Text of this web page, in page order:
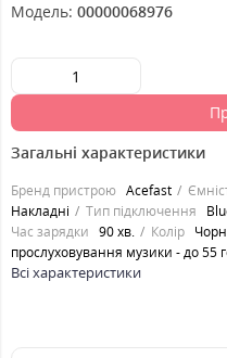
Модель: 00000068976
Загальні характеристики
Бренд пристрою Acefast
Накладні
Тип підключення
Час зарядки 90 хв. Колір
прослуховування музики - до 55
Всі характеристики